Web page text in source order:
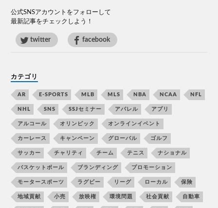
公式SNSアカウントをフォローして
最新記事をチェックしよう！
twitter facebook
カテゴリ
AR E-SPORTS MLB MLS NBA NCAA NFL
NHL SNS SSJセミナー アパレル アプリ
アルコール オリンピック オンラインイベント
カーレース キャンペーン グローバル ゴルフ
サッカー チャリティ チーム テニス ナショナル
バスケットボール ブランディング プロモーション
モータースポーツ ラグビー リーグ ローカル 保険
地域貢献 小売 放映権 環境問題 社会貢献 自動車